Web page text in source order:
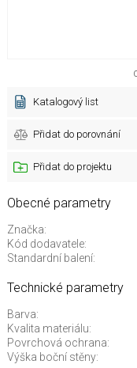
Katalogový list
Přidat do porovnání
Přidat do projektu
Obecné parametry
Značka:
Kód dodavatele:
Standardní balení:
Technické parametry
Barva:
Kvalita materiálu:
Povrchová ochrana:
Výška boční stěny: